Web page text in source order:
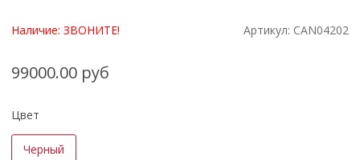
Наличие:ЗВОНИТЕ! Артикул: CAN04202
99000.00 руб
Цвет
Черный